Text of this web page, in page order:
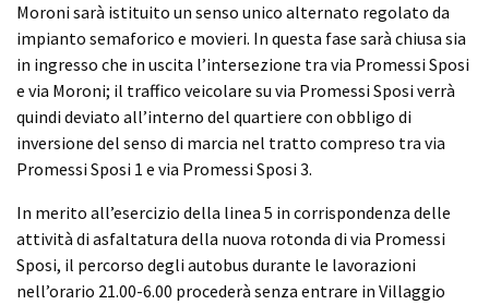
Moroni sarà istituito un senso unico alternato regolato da
impianto semaforico e movieri. In questa fase sarà chiusa sia
in ingresso che in uscita l’intersezione tra via Promessi Sposi
e via Moroni; il traffico veicolare su via Promessi Sposi verrà
quindi deviato all’interno del quartiere con obbligo di
inversione del senso di marcia nel tratto compreso tra via
Promessi Sposi 1 e via Promessi Sposi 3.
In merito all’esercizio della linea 5 in corrispondenza delle
attività di asfaltatura della nuova rotonda di via Promessi
Sposi, il percorso degli autobus durante le lavorazioni
nell’orario 21.00-6.00 procederà senza entrare in Villaggio